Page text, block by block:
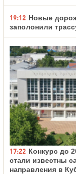
19:12 Новые
заполонили
17:22 Конкурс до
стали известны
направления в